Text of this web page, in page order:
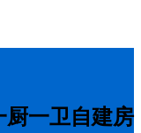
厨一卫自建房